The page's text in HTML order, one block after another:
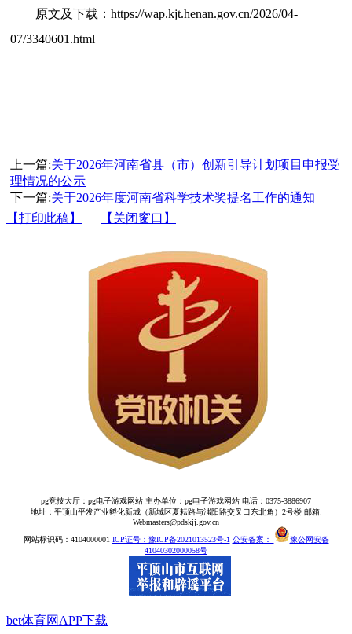
原文及下载：https://wap.kjt.henan.gov.cn/2026/04-
07/3340601.html
上一篇:关于2026年河南省县（市）创新引导计划项目申报受
理情况的公示
下一篇:关于2026年度河南省科学技术奖提名工作的通知
【打印此稿】
【关闭窗口】
pg竞技大厅：pg电子游戏网站 主办单位：pg电子游戏网站 电话：0375-3886907
地址：平顶山平发产业孵化新城（新城区夏耘路与滍阳路交叉口东北角）2号楼 邮箱:
Webmasters@pdskjj.gov.cn
网站标识码：4104000001 ICP证号：豫ICP备2021013523号-1 公安备案：
豫公网安备
41040302000058号
bet体育网APP下载